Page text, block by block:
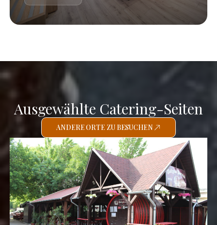
Ausgewählte Catering-Seiten
ANDERE ORTE ZU BESUCHEN